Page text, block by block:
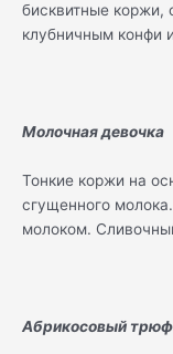
бисквитные коржи,
клубничным конфи
Молочная девочка
Тонкие коржи на
сгущенного
молоком.
Абрикосовый